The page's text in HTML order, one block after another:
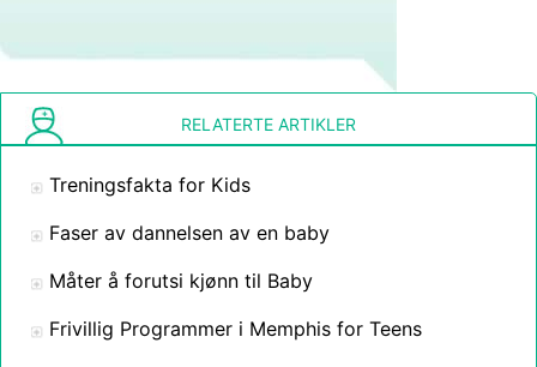
RELATERTE ARTIKLER
Treningsfakta for Kids
Faser av dannelsen av en baby
Måter å forutsi kjønn til Baby
Frivillig Programmer i Memphis for Teens